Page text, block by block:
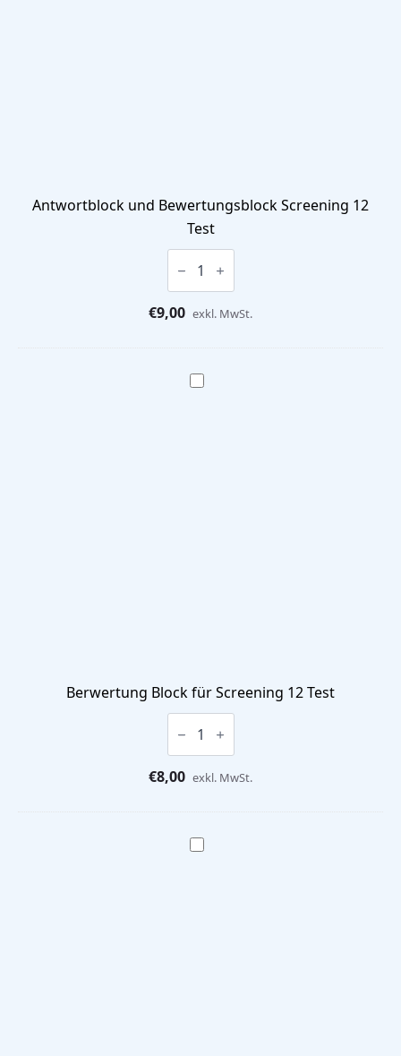
Antwortblock und Bewertungsblock Screening 12
Test
Antwortblock
und
Screening
12
€9,00 exkl. MwSt.
Berwertung Block für Screening 12 Test
Berwertung
Block
Screening
12
€8,00 exkl. MwSt.